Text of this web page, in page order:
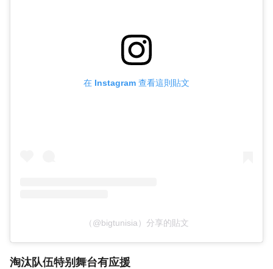
在 Instagram 查看這則貼文
（@bigtunisia）分享的貼文
淘汰队伍特别舞台有应援